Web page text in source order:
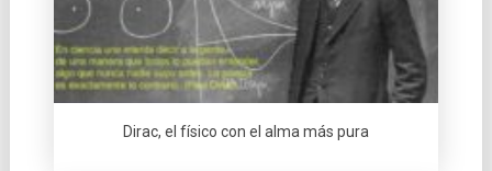
Dirac, el fí­sico con el alma más pura